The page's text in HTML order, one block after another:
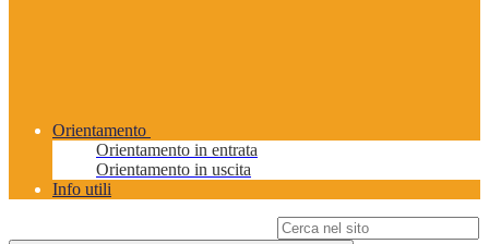
Orientamento
Orientamento in entrata
Orientamento in uscita
Info utili